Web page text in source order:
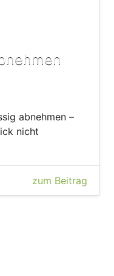
abnehmen –
nicht
zum Beitrag